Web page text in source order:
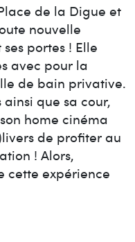
de la Digue et
nouvelle
portes ! Elle
avec pour la
de bain privative.
ainsi que sa cour,
home cinéma
de profiter au
! Alors,
cette expérience